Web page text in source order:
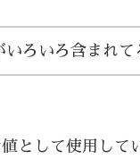
いろいろ含まれて
として使用して